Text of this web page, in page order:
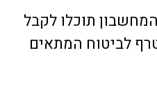
תוכלו לקבל
לביטוח המתאים